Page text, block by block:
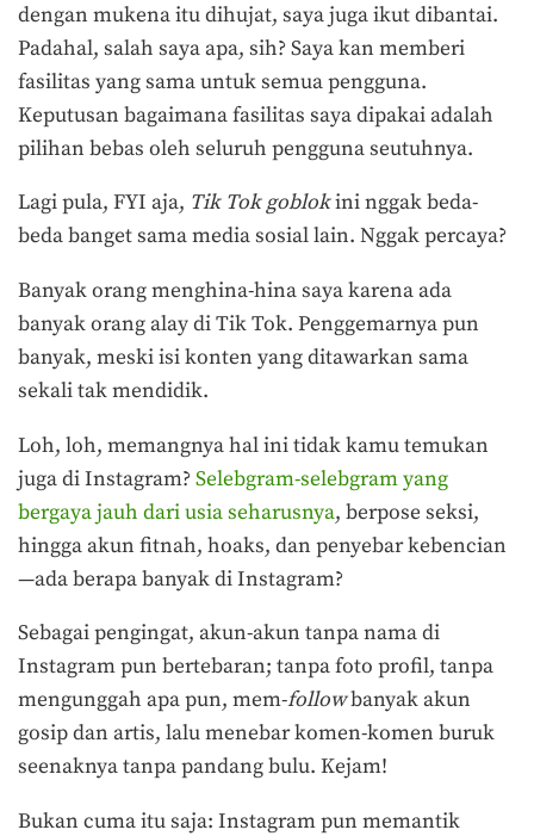
dengan mukena itu dihujat, saya juga ikut dibantai.
Padahal, salah saya apa, sih? Saya kan memberi
fasilitas yang sama untuk semua pengguna.
Keputusan bagaimana fasilitas saya dipakai adalah
pilihan bebas oleh seluruh pengguna seutuhnya.
Lagi pula, FYI aja, Tik Tok goblokini nggak beda-
beda banget sama media sosial lain. Nggak percaya?
Banyak orang menghina-hina saya karena ada
banyak orang alay di Tik Tok. Penggemarnya pun
banyak, meski isi konten yang ditawarkan sama
sekali tak mendidik.
Loh, loh, memangnya hal ini tidak kamu temukan
juga di Instagram? Selebgram-selebgram yang
bergaya jauh dari usia seharusnya, berpose seksi,
hingga akun fitnah, hoaks, dan penyebar kebencian
—ada berapa banyak di Instagram?
Sebagai pengingat, akun-akun tanpa nama di
Instagram pun bertebaran; tanpa foto profil, tanpa
mengunggah apa pun, mem-followbanyak akun
gosip dan artis, lalu menebar komen-komen buruk
seenaknya tanpa pandang bulu. Kejam!
Bukan cuma itu saja: Instagram pun memantik